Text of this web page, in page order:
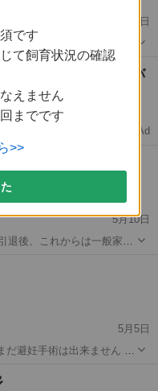
5月11日
ハンデあり 詳
チン
30万↑中型免許ドライバ
Ad
5月10日
退後、これからは一般家庭
い表情が可愛らしく、甘え
5月5日
のみ。 譲渡の際はこちら出
ル
です
て飼育状況の確認
えません
までです
>>